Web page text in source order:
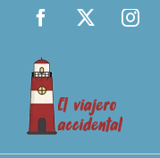
Saltar
contenido
Facebook